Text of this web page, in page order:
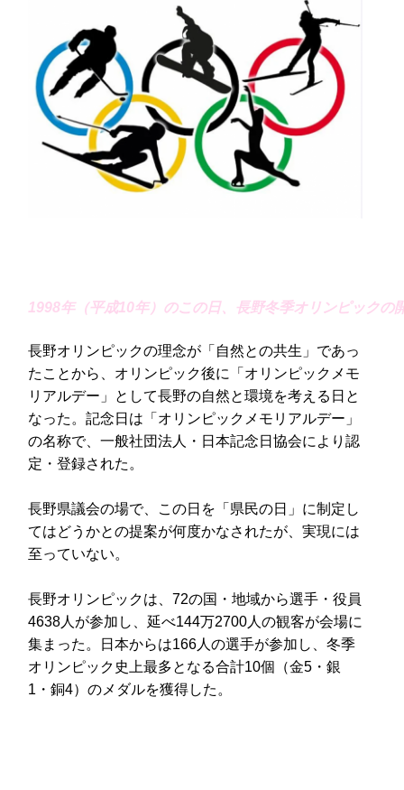
1998年（平成10年）のこの日、長野冬季オリンピックの
長野オリンピックの理念が「自然との共生」であっ
たことから、オリンピック後に「オリンピックメモ
リアルデー」として長野の自然と環境を考える日と
なった。記念日は「オリンピックメモリアルデー」
の名称で、一般社団法人・日本記念日協会により認
定・登録された。
長野県議会の場で、この日を「県民の日」に制定し
てはどうかとの提案が何度かなされたが、実現には
至っていない。
長野オリンピックは、72の国・地域から選手・役員
4638人が参加し、延べ144万2700人の観客が会場に
集まった。日本からは166人の選手が参加し、冬季
オリンピック史上最多となる合計10個（金5・銀
1・銅4）のメダルを獲得した。